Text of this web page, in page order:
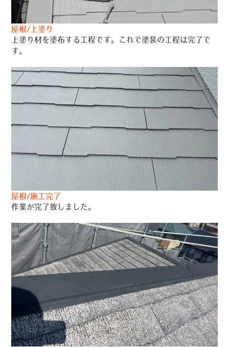
屋根/上塗り
上塗り材を塗布する工程です。これで塗装の工程は完了で
す。
屋根/施工完了
作業が完了致しました。